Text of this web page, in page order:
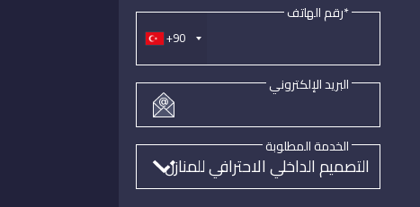
+90
*رقم الهاتف
البريد الإلكتروني
الخدمة المطلوبة